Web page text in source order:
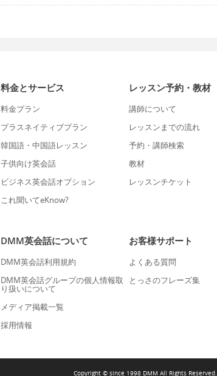
料金とサービス
料金プラン
プラスネイティブプラン
韓国語・中国語レッスン
子供向け英会話
ビジネス英会話オプション
これ聞いてeKnow?
レッスン予約・教材
講師について
レッスンまでの流れ
予約・講師検索
教材
レッスンチケット
DMM英会話について
DMM英会話利用規約
DMM英会話グループの個人情報取
り扱いについて
メディア掲載一覧
採用情報
お客様サポート
よくある質問
とっさのフレーズ集
Copyright © since 1998 DMM All Rights Reserved.